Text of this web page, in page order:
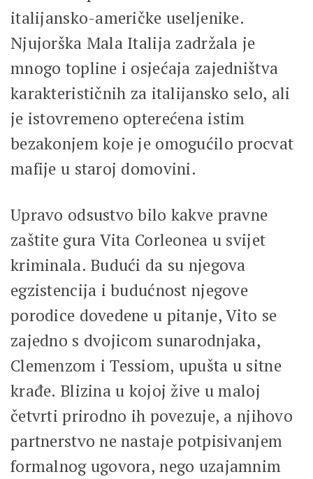
italijansko-američke useljenike.
Njujorška Mala Italija zadržala je
mnogo topline i osjećaja zajedništva
karakterističnih za italijansko selo, ali
je istovremeno opterećena istim
bezakonjem koje je omogućilo procvat
mafije u staroj domovini.
Upravo odsustvo bilo kakve pravne
zaštite gura Vita Corleonea u svijet
kriminala. Budući da su njegova
egzistencija i budućnost njegove
porodice dovedene u pitanje, Vito se
zajedno s dvojicom sunarodnjaka,
Clemenzom i Tessiom, upušta u sitne
krađe. Blizina u kojoj žive u maloj
četvrti prirodno ih povezuje, a njihovo
partnerstvo ne nastaje potpisivanjem
formalnog ugovora, nego uzajamnim